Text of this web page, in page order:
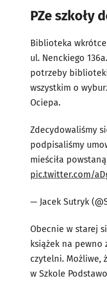
PZe szkoły
Biblioteka
ul. Nenckiego
potrzeby
wszystkim o
Ociepa.
Zdecydowaliśmy
podpisaliśmy
mieściła
pic.twitter.com/
— Jacek Sutryk
Obecnie w starej
książek na
czytelni. Możliwe,
w Szkole